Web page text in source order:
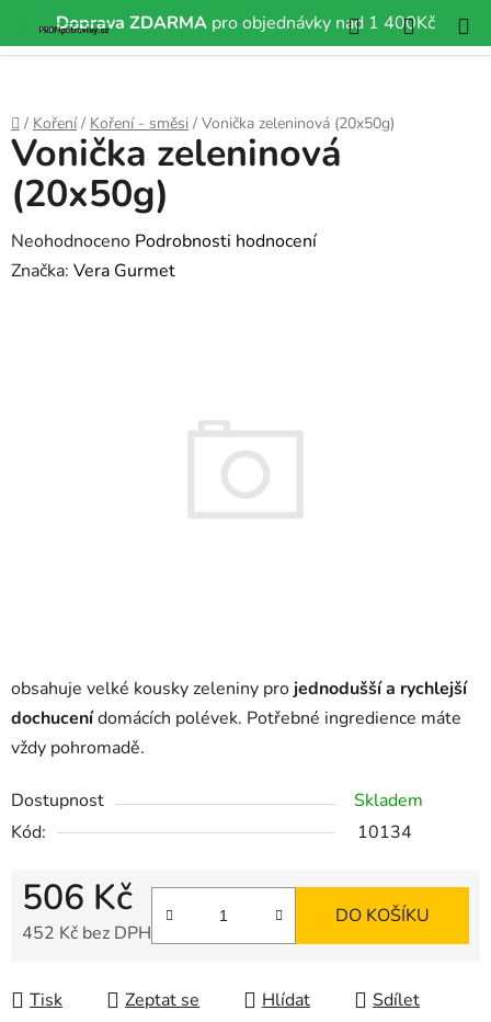
Doprava ZDARMA pro objednávky nad 1 400Kč
Přejít
Hledat
KOŠÍK
Domů
/ Koření / Koření - směsi / Vonička zeleninová (20x50g)
obsahuje velké kousky zeleniny pro jednodušší a rychlejší
dochucenídomácích polévek. Potřebné ingredience máte
vždy pohromadě.
Dostupnost
Skladem
Kód:
10134
506 Kč
452 Kč bez DPH
DO KOŠÍKU
Tisk Zeptat se Hlídat Sdílet
Vonička zeleninová
(20x50g)
Průměrné
hodnocení
Neohodnoceno Podrobnosti hodnocení
Značka: Vera Gurmet